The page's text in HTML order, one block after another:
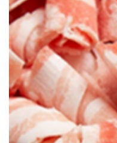
면류
봉지라면
라면
파스타면/생면
제과류
봉지과자
비스킷
양산빵
시리얼
안주류
음료류
생수
탄산음료/탄산수
커피
차/ 과즙음료
기능음료
두유
음료선물세트
냉장식품